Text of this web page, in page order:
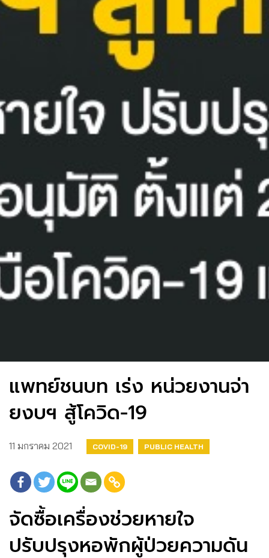
แพทย์ชนบท เร่ง หน่วยงานจ่า
ยงบฯ สู้โควิด-19
11 มกราคม 2021 COVID-19 PUBLIC HEALTH
จัดซื้อเครื่องช่วยหายใจ
ปรับปรุงหอพักผู้ป่วยความดัน